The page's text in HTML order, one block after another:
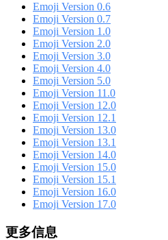
Emoji Version 0.6
Emoji Version 0.7
Emoji Version 1.0
Emoji Version 2.0
Emoji Version 3.0
Emoji Version 4.0
Emoji Version 5.0
Emoji Version 11.0
Emoji Version 12.0
Emoji Version 12.1
Emoji Version 13.0
Emoji Version 13.1
Emoji Version 14.0
Emoji Version 15.0
Emoji Version 15.1
Emoji Version 16.0
Emoji Version 17.0
更多信息